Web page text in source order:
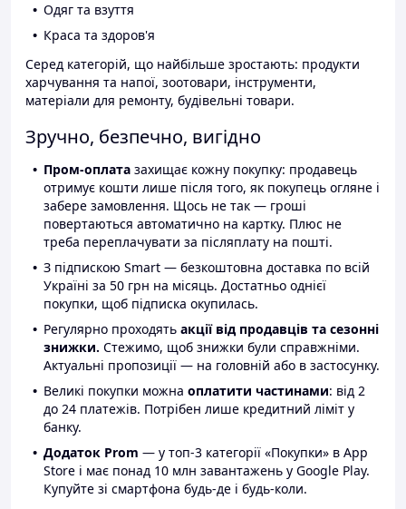
Одяг та взуття
Краса та здоров'я
Серед категорій, що найбільше зростають: продукти
харчування та напої, зоотовари, інструменти,
матеріали для ремонту, будівельні товари.
Зручно, безпечно, вигідно
Пром-оплата захищає кожну покупку: продавець
отримує кошти лише після того, як покупець огляне і
забере замовлення. Щось не так — гроші
повертаються автоматично на картку. Плюс не
треба переплачувати за післяплату на пошті.
З підпискою Smart — безкоштовна доставка по всій
Україні за 50 грн на місяць. Достатньо однієї
покупки, щоб підписка окупилась.
Регулярно проходять акції від продавців та сезонні
знижки. Стежимо, щоб знижки були справжніми.
Актуальні пропозиції — на головній або в застосунку.
Великі покупки можна оплатити частинами: від 2
до 24 платежів. Потрібен лише кредитний ліміт у
банку.
Додаток Prom — у топ-3 категорії «Покупки» в App
Store і має понад 10 млн завантажень у Google Play.
Купуйте зі смартфона будь-де і будь-коли.